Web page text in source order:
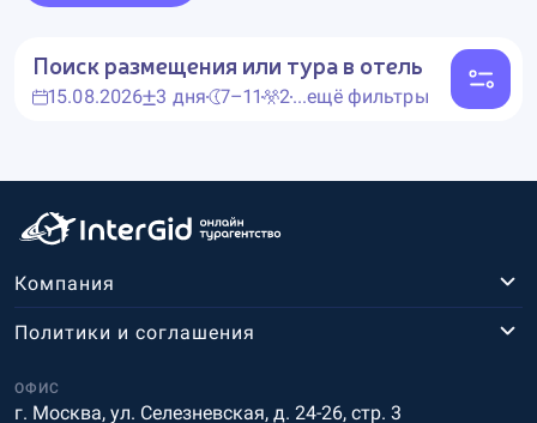
Поиск размещения или тура в отель
15.08.2026 3 дня 7–11 2...ещё фильтры
Компания
ОФИС
г. Москва, ул. Селезневская, д. 24-26, стр. 3
Политики и соглашения